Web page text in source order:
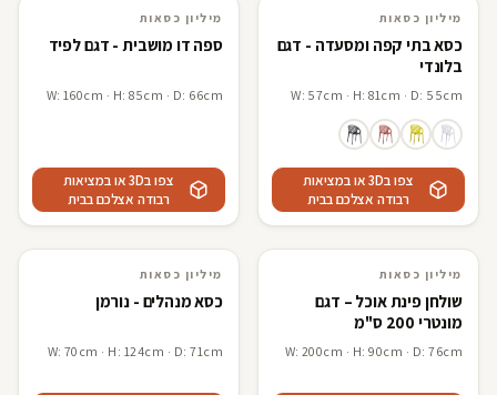
3D · AR
מיליון כסאות
מיליון כסאות
כסא בתי קפה ומסעדה - דגם
בלונדי
W: 57cm · H: 81cm · D: 55cm
צפו ב3D או במציאות
רבודה אצלכם בבית
3D · AR
מיליון כסאות
מיליון כסאות
ספה דו מושבית - דגם לפיד
W: 160cm · H: 85cm · D: 66cm
צפו ב3D או במציאות
רבודה אצלכם בבית
3D · AR
מיליון כסאות
מיליון כסאות
שולחן פינת אוכל – דגם
מונטרי 200 ס"מ
W: 200cm · H: 90cm · D: 76cm
3D · AR
מיליון כסאות
מיליון כסאות
כסא מנהלים - נורמן
W: 70cm · H: 124cm · D: 71cm